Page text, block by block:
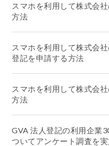
スマホを利用して株式会
方法
スマホを利用して株式会
登記を申請する方法
スマホを利用して株式会
方法
GVA 法人登記の利用企業
ついてアンケート調査を